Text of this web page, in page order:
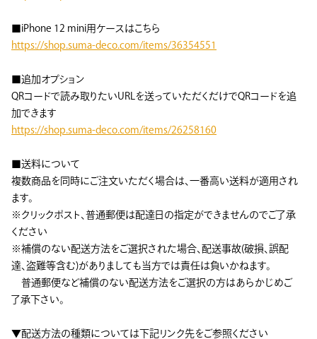
■iPhone 12 mini用ケースはこちら
https://shop.suma-deco.com/items/36354551
■追加オプション
QRコードで読み取りたいURLを送っていただくだけでQRコードを追
加できます
https://shop.suma-deco.com/items/26258160
■送料について
複数商品を同時にご注文いただく場合は、一番高い送料が適用され
ます。
※クリックポスト、普通郵便は配達日の指定ができませんのでご了承
ください
※補償のない配送方法をご選択された場合、配送事故(破損、誤配
達、盗難等含む)がありましても当方では責任は負いかねます。
普通郵便など補償のない配送方法をご選択の方はあらかじめご
了承下さい。
▼配送方法の種類については下記リンク先をご参照ください